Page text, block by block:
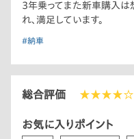
3年乗ってまた新車購入は
れ、満足しています。
#納車
総合評価 ★★★★☆
お気に入りポイント